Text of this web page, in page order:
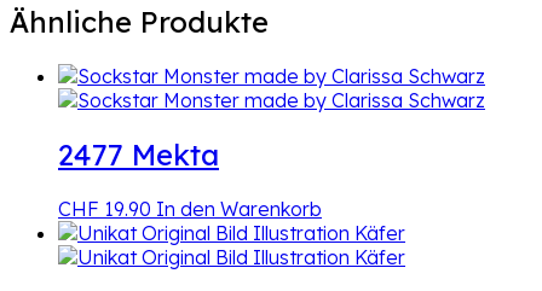
Ähnliche Produkte
2477 Mekta
CHF 19.90 In den Warenkorb